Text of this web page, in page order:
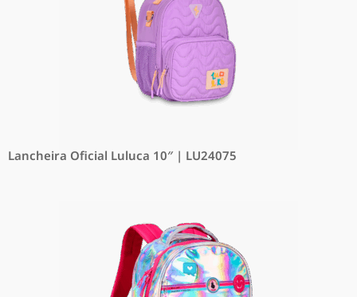
Lancheira Oficial Luluca 10″ | LU24075